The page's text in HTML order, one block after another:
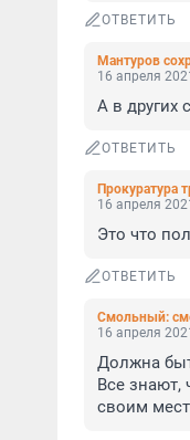
ОТВЕТИТЬ
Мантуров
16 апреля
А в других
ОТВЕТИТЬ
Прокуратура
16 апреля
Это что
ОТВЕТИТЬ
Смольный:
16 апреля
Должна
Все знают,
своим